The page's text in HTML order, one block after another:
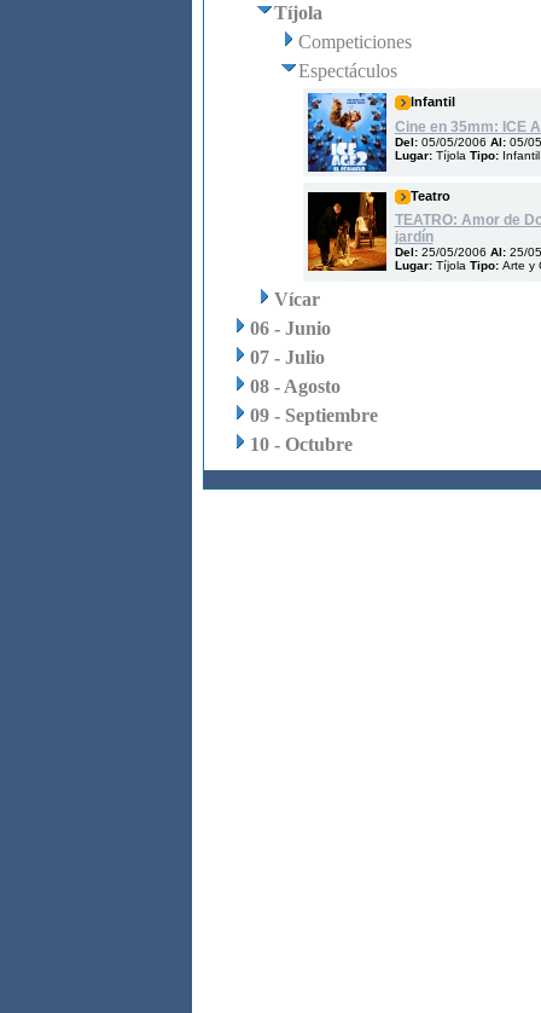
Tíjola
Competiciones
Espectáculos
Infantil
Cine en 35mm: ICE
Del: 05/05/2006 Al: 05/
Lugar: Tíjola Tipo:
Teatro
TEATRO: Amor de
jardín
Del: 25/05/2006 Al: 25/
Lugar: Tíjola Tipo: Arte y
Vícar
06 - Junio
07 - Julio
08 - Agosto
09 - Septiembre
10 - Octubre